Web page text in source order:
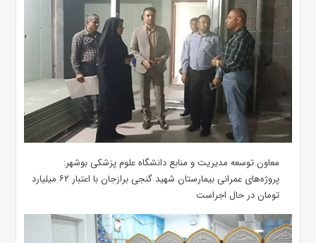
معاون توسعه مدیریت و منابع دانشگاه علوم پزشکی بوشهر:
پروژه‌های عمرانی بیمارستان شهید گنجی برازجان با اعتبار ۶۲ میلیارد
تومان در حال اجراست